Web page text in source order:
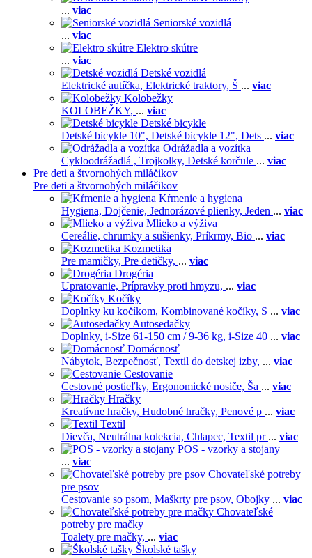
... viac
Seniorské vozidlá
... viac
Elektro skútre
... viac
Detské vozidlá
Elektrické autíčka, Elektrické traktory, Š ... viac
Kolobežky
KOLOBEŽKY, ... viac
Detské bicykle
Detské bicykle 10", Detské bicykle 12", Dets ... viac
Odrážadla a vozítka
Cykloodrážadlá , Trojkolky, Detské korčule ... viac
Pre deti a štvornohých miláčikov
Pre deti a štvornohých miláčikov
Kŕmenie a hygiena
Hygiena, Dojčenie, Jednorázové plienky, Jeden ... viac
Mlieko a výživa
Cereálie, chrumky a sušienky, Príkrmy, Bio ... viac
Kozmetika
Pre mamičky, Pre detičky, ... viac
Drogéria
Upratovanie, Prípravky proti hmyzu, ... viac
Kočíky
Doplnky ku kočíkom, Kombinované kočíky, S ... viac
Autosedačky
Doplnky, i-Size 61-150 cm / 9-36 kg, i-Size 40 ... viac
Domácnosť
Nábytok, Bezpečnosť, Textil do detskej izby, ... viac
Cestovanie
Cestovné postieľky, Ergonomické nosiče, Ša ... viac
Hračky
Kreatívne hračky, Hudobné hračky, Penové p ... viac
Textil
Dievča, Neutrálna kolekcia, Chlapec, Textil pr ... viac
POS - vzorky a stojany
... viac
Chovateľské potreby
pre psov
Cestovanie so psom, Maškrty pre psov, Obojky ... viac
Chovateľské
potreby pre mačky
Toalety pre mačky, ... viac
Školské tašky